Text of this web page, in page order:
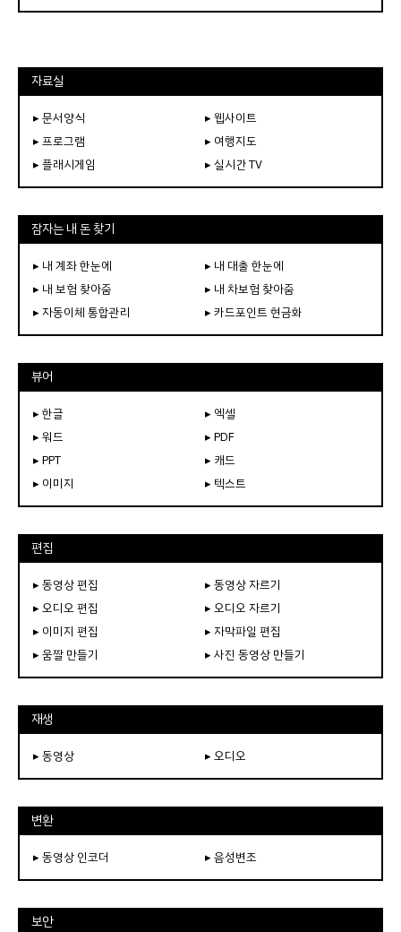
자료실
▸ 문서양식
▸ 웹사이트
▸ 프로그램
▸ 여행지도
▸ 플래시게임
▸ 실시간 TV
잠자는 내 돈 찾기
▸ 내 계좌 한눈에
▸ 내 대출 한눈에
▸ 내 보험 찾아줌
▸ 내 차보험 찾아줌
▸ 자동이체 통합관리
▸ 카드포인트 현금화
뷰어
▸ 한글
▸ 엑셀
▸ 워드
▸ PDF
▸ PPT
▸ 캐드
▸ 이미지
▸ 텍스트
편집
▸ 동영상 편집
▸ 동영상 자르기
▸ 오디오 편집
▸ 오디오 자르기
▸ 이미지 편집
▸ 자막파일 편집
▸ 움짤 만들기
▸ 사진 동영상 만들기
재생
▸ 동영상 ▸ 오디오
변환
▸ 동영상 인코더 ▸ 음성변조
보안